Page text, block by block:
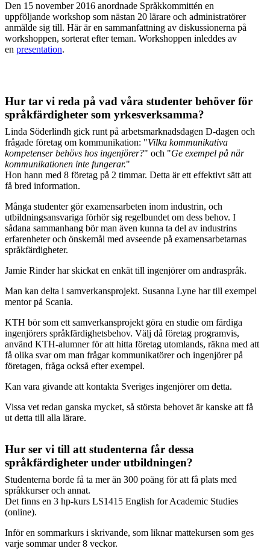
Den 15 november 2016 anordnade Språkkommittén en
uppföljande workshop som nästan 20 lärare och administratörer
anmälde sig till. Här är en sammanfattning av diskussionerna på
workshoppen, sorterat efter teman. Workshoppen inleddes av
en presentation.
Hur tar vi reda på vad våra studenter behöver för
språkfärdigheter som yrkesverksamma?
Linda Söderlindh gick runt på arbetsmarknadsdagen D-dagen och
frågade företag om kommunikation: "Vilka kommunikativa
kompetenser behövs hos ingenjörer?" och "Ge exempel på när
kommunikationen inte fungerar."
Hon hann med 8 företag på 2 timmar. Detta är ett effektivt sätt att
få bred information.
Många studenter görexamensarbeten inom industrin, och
utbildningsansvariga förhör sig regelbundet om dess behov. I
sådana sammanhang bör man även kunna ta del av industrins
erfarenheter och önskemål med avseende på examensarbetarnas
språkfärdigheter.
Jamie Rinder har skickat en enkät till ingenjörer om andraspråk.
Man kan delta i samverkansprojekt. Susanna Lyne har till exempel
mentor på Scania.
KTH bör som ett samverkansprojekt göra en studie om färdiga
ingenjörers språkfärdighetsbehov. Välj då företag programvis,
använd KTH-alumner för att hitta företag utomlands, räkna med att
få olika svar om man frågar kommunikatörer och ingenjörer på
företagen, fråga också efter exempel.
Kan vara givande att kontakta Sveriges ingenjörer om detta.
Vissa vet redan ganska mycket, så största behovet är kanske att få
ut detta till alla lärare.
Hur ser vi till att studenterna får dessa
språkfärdigheter under utbildningen?
Studenterna borde få ta mer än 300 poäng för att få plats med
språkkurser och annat.
Det finns en 3 hp-kurs LS1415 English for Academic Studies
(online).
Inför en sommarkurs i skrivande, som liknar mattekursen som ges
varje sommar under 8 veckor.